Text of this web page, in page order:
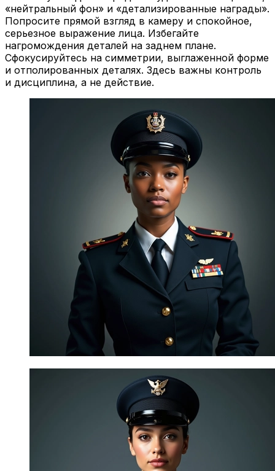
«нейтральный фон» и «детализированные награды».
Попросите прямой взгляд в камеру и спокойное,
серьезное выражение лица. Избегайте
нагромождения деталей на заднем плане.
Сфокусируйтесь на симметрии, выглаженной форме
и отполированных деталях. Здесь важны контроль
и дисциплина, а не действие.